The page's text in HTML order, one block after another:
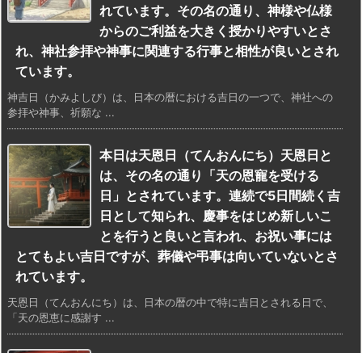
れています。その名の通り、神様や仏様
からのご利益を大きく授かりやすいとさ
れ、神社参拝や神事に関連する行事と相性が良いとされ
ています。
神吉日（かみよしび）は、日本の暦における吉日の一つで、神社への
参拝や神事、祈願な ...
本日は天恩日（てんおんにち）天恩日と
は、その名の通り「天の恩寵を受ける
日」とされています。連続で5日間続く吉
日として知られ、慶事をはじめ新しいこ
とを行うと良いと言われ、お祝い事には
とてもよい吉日ですが、葬儀や弔事は向いていないとさ
れています。
天恩日（てんおんにち）は、日本の暦の中で特に吉日とされる日で、
「天の恩恵に感謝す ...